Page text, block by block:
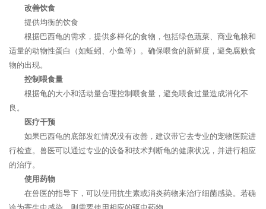
改善饮食
提供均衡的饮食
根据巴西龟的需求，提供多样化的食物，包括绿色蔬菜、商业龟粮和
适量的动物性蛋白（如蚯蚓、小鱼等）。确保喂食的新鲜度，避免腐败食
物的出现。
控制喂食量
根据龟的大小和活动量合理控制喂食量，避免喂食过量造成消化不
良。
医疗干预
如果巴西龟的底部发红情况没有改善，建议带它去专业的宠物医院进
行检查。兽医可以通过专业的设备和技术判断龟的健康状况，并进行相应
的治疗。
使用药物
在兽医的指导下，可以使用抗生素或消炎药物来治疗细菌感染。若确